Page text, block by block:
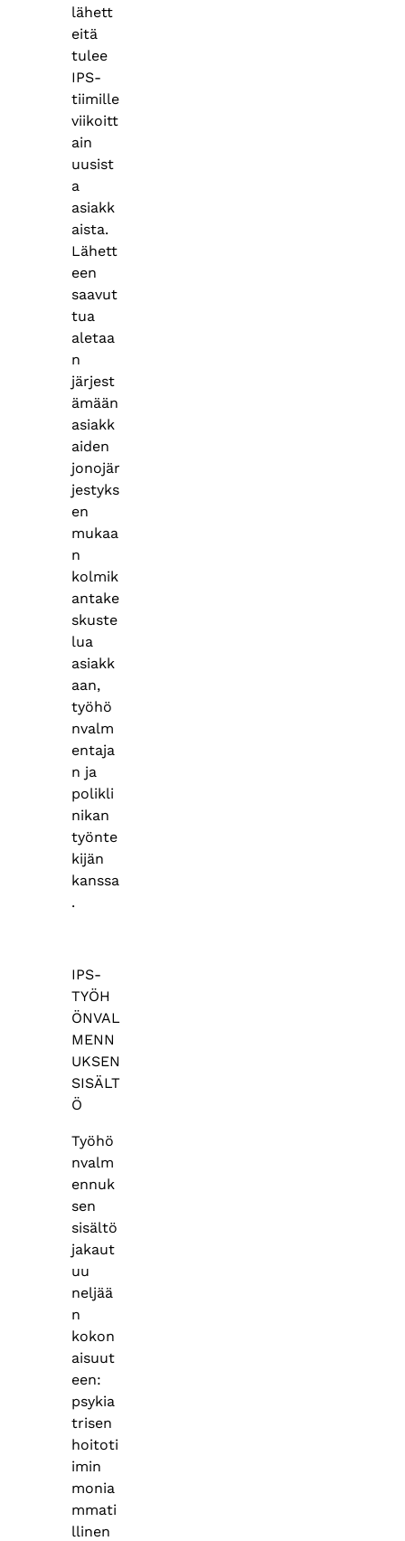
lähett
eitä
tulee
IPS-
tiimille
viikoitt
ain
uusist
a
asiakk
aista.
Lähett
een
saavut
tua
aletaa
n
järjest
ämään
asiakk
aiden
jonojär
jestyks
en
mukaa
n
kolmik
antake
skuste
lua
asiakk
aan,
työhö
nvalm
entaja
n ja
polikli
nikan
työnte
kijän
kanssa
.
IPS-
TYÖH
ÖNVAL
MENN
UKSEN
SISÄLT
Ö
Työhö
nvalm
ennuk
sen
sisältö
jakaut
uu
neljää
n
kokon
aisuut
een:
psykia
trisen
hoitoti
imin
monia
mmati
llinen